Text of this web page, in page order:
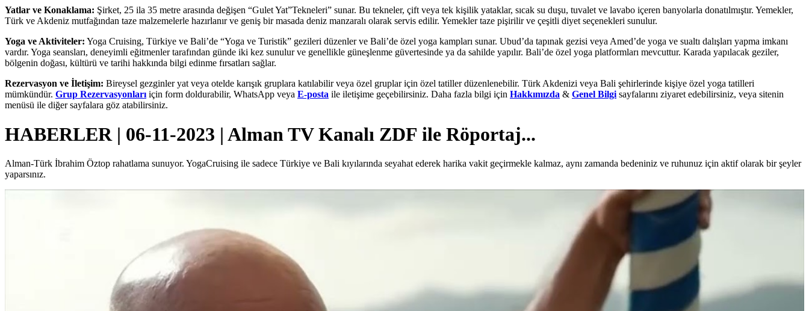
Yatlar ve Konaklama: Şirket, 25 ila 35 metre arasında değişen “Gulet Yat”Tekneleri” sunar. Bu tekneler, çift veya tek kişilik yataklar, sıcak su duşu, tuvalet ve lavabo içeren banyolarla donatılmıştır. Yemekler,
Türk ve Akdeniz mutfağından taze malzemelerle hazırlanır ve geniş bir masada deniz manzaralı olarak servis edilir. Yemekler taze pişirilir ve çeşitli diyet seçenekleri sunulur.
Yoga ve Aktiviteler: Yoga Cruising, Türkiye ve Bali’de “Yoga ve Turistik” gezileri düzenler ve Bali’de özel yoga kampları sunar. Ubud’da tapınak gezisi veya Amed’de yoga ve sualtı dalışları yapma imkanı
vardır. Yoga seansları, deneyimli eğitmenler tarafından günde iki kez sunulur ve genellikle güneşlenme güvertesinde ya da sahilde yapılır. Bali’de özel yoga platformları mevcuttur. Karada yapılacak geziler,
bölgenin doğası, kültürü ve tarihi hakkında bilgi edinme fırsatları sağlar.
Rezervasyon ve İletişim: Bireysel gezginler yat veya otelde karışık gruplara katılabilir veya özel gruplar için özel tatiller düzenlenebilir. Türk Akdenizi veya Bali şehirlerinde kişiye özel yoga tatilleri
mümkündür. Grup Rezervasyonları için form doldurabilir, WhatsApp veya E-posta ile iletişime geçebilirsiniz. Daha fazla bilgi için Hakkımızda & Genel Bilgi sayfalarını ziyaret edebilirsiniz, veya sitenin
menüsü ile diğer sayfalara göz atabilirsiniz.
HABERLER | 06-11-2023 | Alman TV Kanalı ZDF ile Röportaj...
Alman-Türk İbrahim Öztop rahatlama sunuyor. YogaCruising ile sadece Türkiye ve Bali kıyılarında seyahat ederek harika vakit geçirmekle kalmaz, aynı zamanda bedeniniz ve ruhunuz için aktif olarak bir şeyler
yaparsınız.